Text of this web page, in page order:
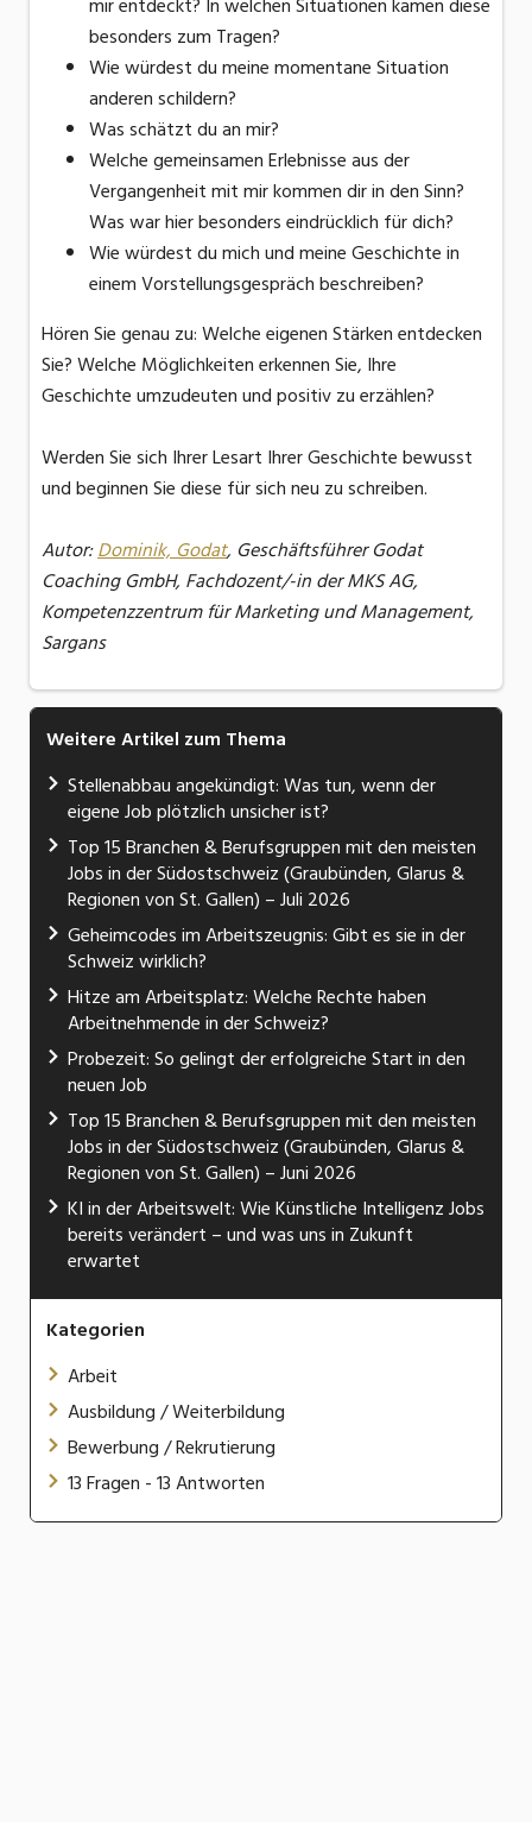
mir entdeckt? In welchen Situationen kamen diese
besonders zum Tragen?
Wie würdest du meine momentane Situation
anderen schildern?
Was schätzt du an mir?
Welche gemeinsamen Erlebnisse aus der
Vergangenheit mit mir kommen dir in den Sinn?
Was war hier besonders eindrücklich für dich?
Wie würdest du mich und meine Geschichte in
einem Vorstellungsgespräch beschreiben?
Hören Sie genau zu: Welche eigenen Stärken entdecken
Sie? Welche Möglichkeiten erkennen Sie, Ihre
Geschichte umzudeuten und positiv zu erzählen?
Werden Sie sich Ihrer Lesart Ihrer Geschichte bewusst
und beginnen Sie diese für sich neu zu schreiben.
Autor:Dominik, Godat, Geschäftsführer Godat
Coaching GmbH, Fachdozent/-in der MKS AG,
Kompetenzzentrum für Marketing und Management,
Sargans
Weitere Artikel zum Thema
Stellenabbau angekündigt: Was tun, wenn der
eigene Job plötzlich unsicher ist?
Top 15 Branchen & Berufsgruppen mit den meisten
Jobs in der Südostschweiz (Graubünden, Glarus &
Regionen von St. Gallen) – Juli 2026
Geheimcodes im Arbeitszeugnis: Gibt es sie in der
Schweiz wirklich?
Hitze am Arbeitsplatz: Welche Rechte haben
Arbeitnehmende in der Schweiz?
Probezeit: So gelingt der erfolgreiche Start in den
neuen Job
Top 15 Branchen & Berufsgruppen mit den meisten
Jobs in der Südostschweiz (Graubünden, Glarus &
Regionen von St. Gallen) – Juni 2026
KI in der Arbeitswelt: Wie Künstliche Intelligenz Jobs
bereits verändert – und was uns in Zukunft
erwartet
Kategorien
Arbeit
Ausbildung / Weiterbildung
Bewerbung / Rekrutierung
13 Fragen - 13 Antworten